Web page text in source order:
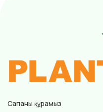
Сапаны құрамыз